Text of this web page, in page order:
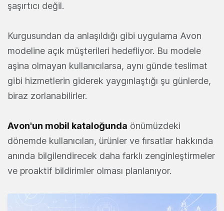
şaşırtıcı değil.
Kurgusundan da anlaşıldığı gibi uygulama Avon
modeline açık müşterileri hedefliyor. Bu modele
aşina olmayan kullanıcılarsa, aynı günde teslimat
gibi hizmetlerin giderek yaygınlaştığı şu günlerde,
biraz zorlanabilirler.
Avon'un mobil kataloğunda önümüzdeki
dönemde kullanıcıları, ürünler ve fırsatlar hakkında
anında bilgilendirecek daha farklı zenginleştirmeler
ve proaktif bildirimler olması planlanıyor.